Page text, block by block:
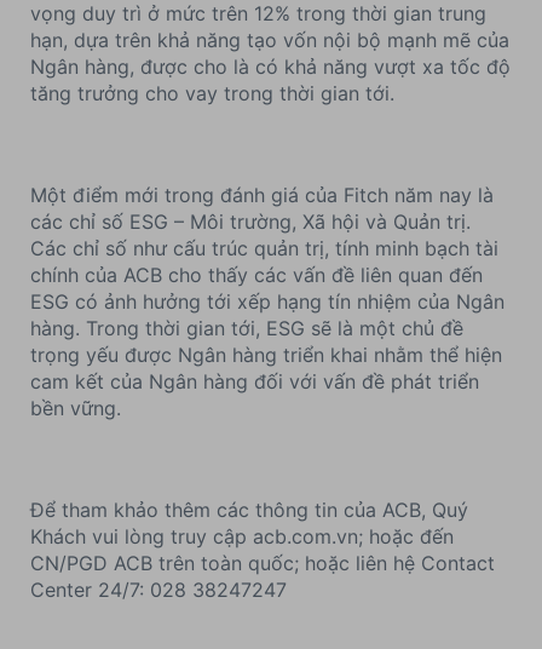
vọng duy trì ở mức trên 12% trong thời gian trung
hạn, dựa trên khả năng tạo vốn nội bộ mạnh mẽ của
Ngân hàng, được cho là có khả năng vượt xa tốc độ
tăng trưởng cho vay trong thời gian tới.
Một điểm mới trong đánh giá của Fitch năm nay là
các chỉ số ESG – Môi trường, Xã hội và Quản trị.
Các chỉ số như cấu trúc quản trị, tính minh bạch tài
chính của ACB cho thấy các vấn đề liên quan đến
ESG có ảnh hưởng tới xếp hạng tín nhiệm của Ngân
hàng. Trong thời gian tới, ESG sẽ là một chủ đề
trọng yếu được Ngân hàng triển khai nhằm thể hiện
cam kết của Ngân hàng đối với vấn đề phát triển
bền vững.
Để tham khảo thêm các thông tin của ACB, Quý
Khách vui lòng truy cập acb.com.vn; hoặc đến
CN/PGD ACB trên toàn quốc; hoặc liên hệ Contact
Center 24/7: 028 38247247